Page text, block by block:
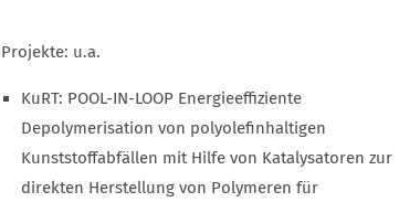
Projekte: u.a.
KuRT: POOL-IN-LOOP Energieeffiziente
Depolymerisation von polyolefinhaltigen
Kunststoffabfällen mit Hilfe von Katalysatoren zur
direkten Herstellung von Polymeren für